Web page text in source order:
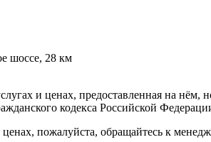
шоссе, 28 км
и ценах, предоставленная на
кодекса Российской
пожалуйста, обращайтесь к